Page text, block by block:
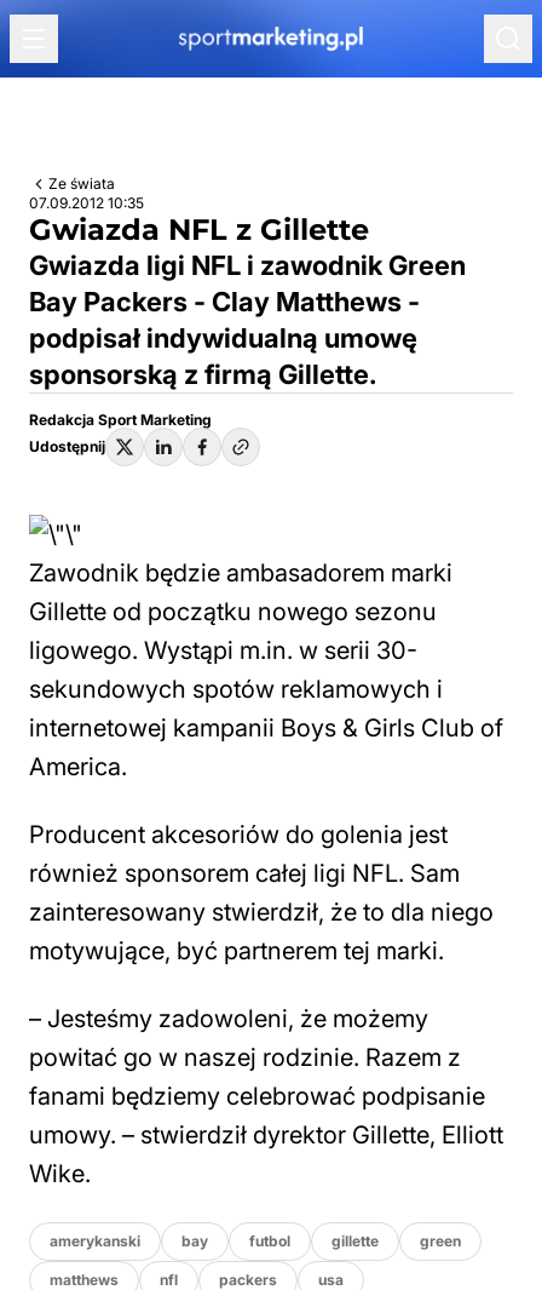
Przejdź do treści
Ze świata
07.09.2012 10:35
Gwiazda NFL z Gillette
Gwiazda ligi NFL i zawodnik Green
Bay Packers - Clay Matthews -
podpisał indywidualną umowę
sponsorską z firmą Gillette.
Redakcja Sport Marketing
Udostępnij
Zawodnik będzie ambasadorem marki
Gillette od początku nowego sezonu
ligowego. Wystąpi m.in. w serii 30-
sekundowych spotów reklamowych i
internetowej kampanii Boys & Girls Club of
America.
Producent akcesoriów do golenia jest
również sponsorem całej ligi NFL. Sam
zainteresowany stwierdził, że to dla niego
motywujące, być partnerem tej marki.
– Jesteśmy zadowoleni, że możemy
powitać go w naszej rodzinie. Razem z
fanami będziemy celebrować podpisanie
umowy. – stwierdził dyrektor Gillette, Elliott
Wike.
amerykanski bay futbol gillette green
matthews nfl packers usa